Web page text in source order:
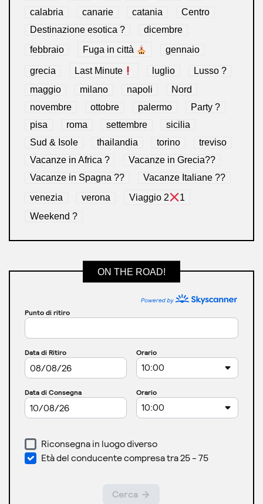
calabria
canarie catania
Centro
Destinazione esotica ?
dicembre
febbraio Fuga in città gennaio
grecia Last Minute luglio
Lusso ?
maggio
milano napoli
Nord
novembre
ottobre palermo
Party ?
pisa
roma settembre
sicilia
Sud & Isole
thailandia torino
treviso
Vacanze in Africa ?
Vacanze in Grecia??
Vacanze in Spagna ??
Vacanze Italiane ??
venezia verona Viaggio 2
1
Weekend ?
ON THE ROAD!